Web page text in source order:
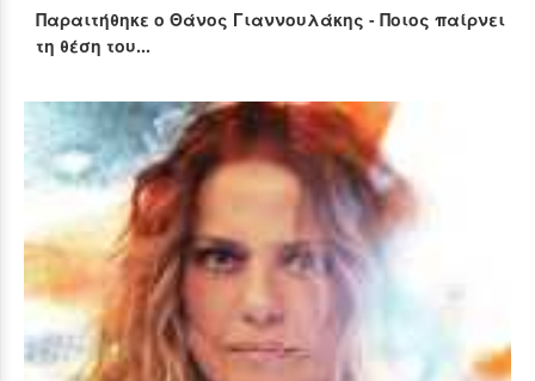
Παραιτήθηκε ο Θάνος Γιαννουλάκης - Ποιος παίρνει
τη θέση του...